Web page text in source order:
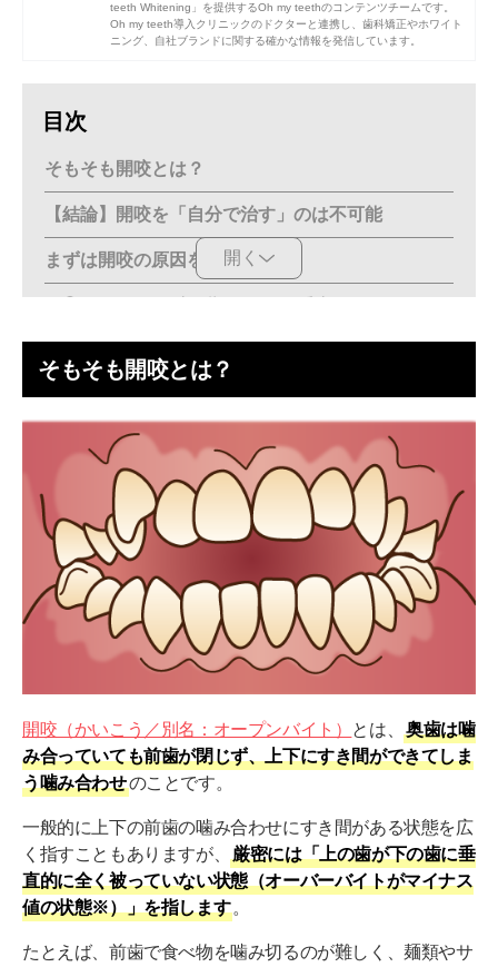
teeth Whitening」を提供するOh my teethのコンテンツチームです。
Oh my teeth導入クリニックのドクターと連携し、歯科矯正やホワイト
ニング、自社ブランドに関する確かな情報を発信しています。
目次
そもそも開咬とは？
【結論】開咬を「自分で治す」のは不可能
まずは開咬の原因を知ろう
② 骨格的な問題（遺伝・顎の成長不全）
開咬を放置するリスク
食事がしづらい
発音に悪影響がある
顎関節への負担
虫歯や歯周病が起こりやすくなる
コンプレックスになり自信がなくなる
① マウスピース矯正（軽度なケース）
② ワイヤー矯正（中〜重度）
③ 外科的治療（骨格性開咬）
自分でできる予防・補助ケアは？
開咬を自分で治すのは危険！まずは専門医に相談を
開く
そもそも開咬とは？
開咬（かいこう／別名：オープンバイト） とは、
奥歯は噛
み合っていても前歯が閉じず、上下にすき間ができてしま
う噛み合わせのことです。
一般的に上下の前歯の噛み合わせにすき間がある状態を広
く指すこともありますが、
厳密には「上の歯が下の歯に垂
直的に全く被っていない状態（オーバーバイトがマイナス
値の状態※）」を指します 。
たとえば、前歯で食べ物を噛み切るのが難しく、麺類やサ